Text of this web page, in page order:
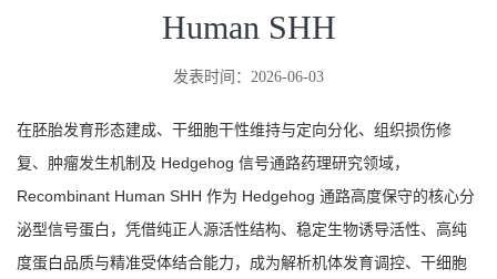
Human SHH
发表时间：2026-06-03
在胚胎发育形态建成、干细胞干性维持与定向分化、组织损伤修
复、肿瘤发生机制及 Hedgehog 信号通路药理研究领域，
Recombinant Human SHH 作为 Hedgehog 通路高度保守的核心分
泌型信号蛋白，凭借纯正人源活性结构、稳定生物诱导活性、高纯
度蛋白品质与精准受体结合能力，成为解析机体发育调控、干细胞